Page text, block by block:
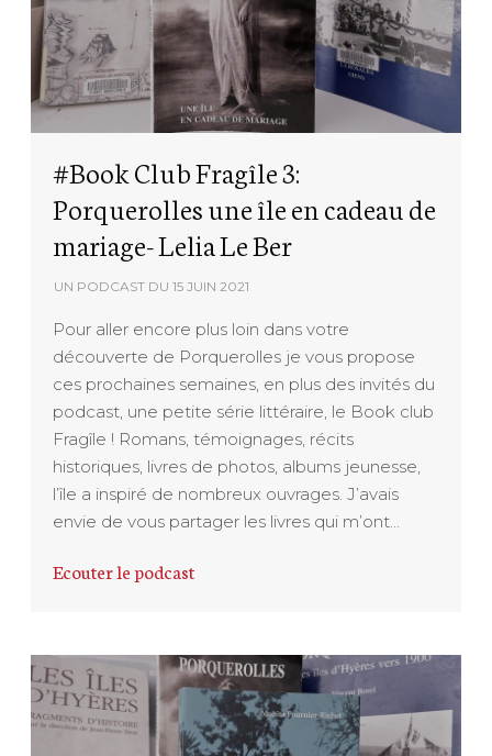
#Book Club Fragîle 3:
Porquerolles une île en cadeau de
mariage- Lelia Le Ber
UN PODCAST DU15 JUIN 2021
Pour aller encore plus loin dans votre
découverte de Porquerolles je vous propose
ces prochaines semaines, en plus des invités du
podcast, une petite série littéraire, le Book club
Fragîle ! Romans, témoignages, récits
historiques, livres de photos, albums jeunesse,
l’île a inspiré de nombreux ouvrages. J’avais
envie de vous partager les livres qui m’ont…
Ecouter le podcast